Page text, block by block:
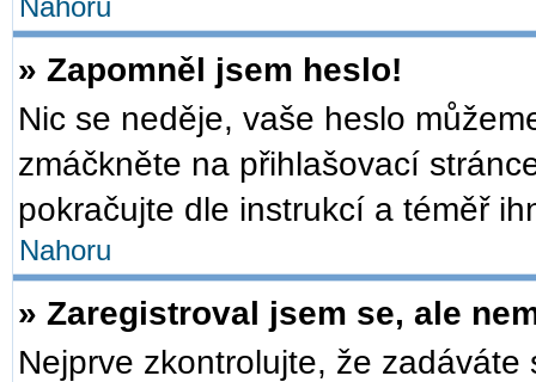
Nahoru
» Zapomněl jsem heslo!
Nic se neděje, vaše heslo
zmáčkněte na přihlašovací
pokračujte dle instrukcí a téměř
Nahoru
» Zaregistroval jsem se, ale
Nejprve zkontrolujte, že